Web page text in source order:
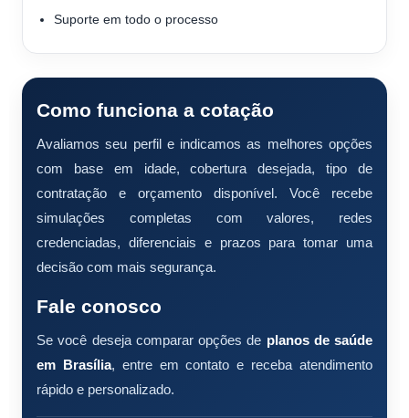
Suporte em todo o processo
Como funciona a cotação
Avaliamos seu perfil e indicamos as melhores opções
com base em idade, cobertura desejada, tipo de
contratação e orçamento disponível. Você recebe
simulações completas com valores, redes
credenciadas, diferenciais e prazos para tomar uma
decisão com mais segurança.
Fale conosco
Se você deseja comparar opções de planos de saúde
em Brasília, entre em contato e receba atendimento
rápido e personalizado.